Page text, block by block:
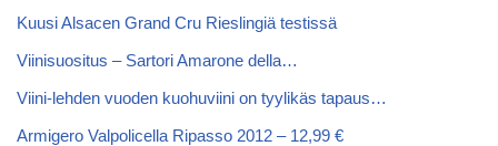
Kuusi Alsacen Grand Cru Rieslingiä testissä
Viinisuositus – Sartori Amarone della…
Viini-lehden vuoden kuohuviini on tyylikäs tapaus…
Armigero Valpolicella Ripasso 2012 – 12,99 €